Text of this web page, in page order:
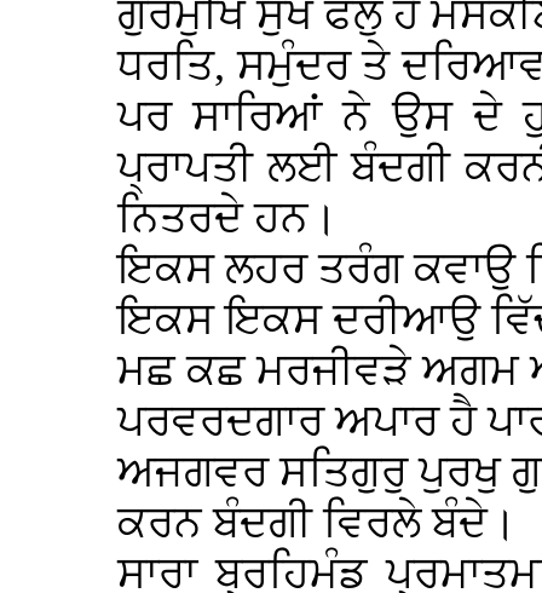
ਗੁਰਮੁਖਿ ਸੁਖ ਫਲੁ ਹੈ
ਧਰਤਿ, ਸਮੁੰਦਰ ਤੇ
ਪਰ ਸਾਰਿਆਂ ਨੇ ਉਸ ਦੇ
ਪ੍ਰਾਪਤੀ ਲਈ ਬੰਦਗੀ
ਨਿਤਰਦੇ ਹਨ।
ਇਕਸ ਲਹਰ ਤਰੰਗ ਕਵਾਉ
ਇਕਸ ਇਕਸ ਦਰੀਆਉ
ਮਛ ਕਛ ਮਰਜੀਵੜੇ ਅਗਮ
ਪਰਵਰਦਗਾਰ ਅਪਾਰ ਹੈ
ਅਜਗਵਰ ਸਤਿਗੁਰੁ ਪੁਰਖੁ
ਕਰਨ ਬੰਦਗੀ ਵਿਰਲੇ ਬੰਦੇ।
ਸਾਰਾ ਬ੍ਰਹਿਮੰਡ